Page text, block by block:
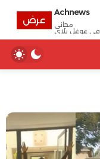
Achnews
مجانى
في غوغل بلاي
عرض